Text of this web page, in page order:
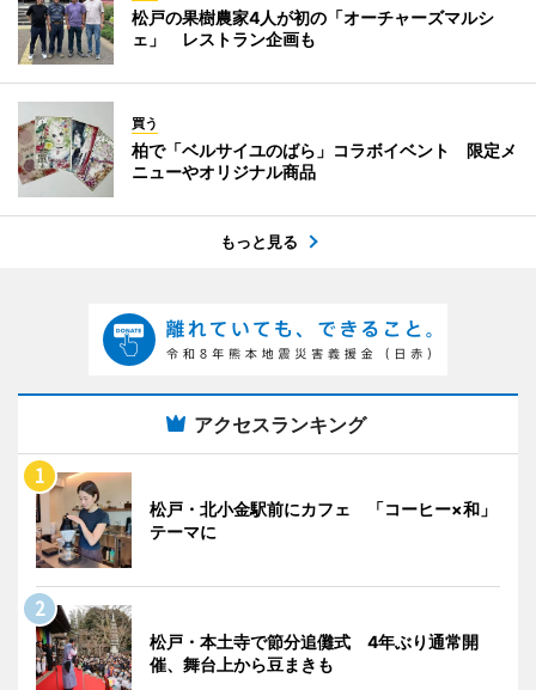
松戸の果樹農家4人が初の「オーチャーズマルシ
ェ」 レストラン企画も
買う
柏で「ベルサイユのばら」コラボイベント 限定メ
ニューやオリジナル商品
もっと見る
アクセスランキング
松戸・北小金駅前にカフェ 「コーヒー×和」
テーマに
松戸・本土寺で節分追儺式 4年ぶり通常開
催、舞台上から豆まきも